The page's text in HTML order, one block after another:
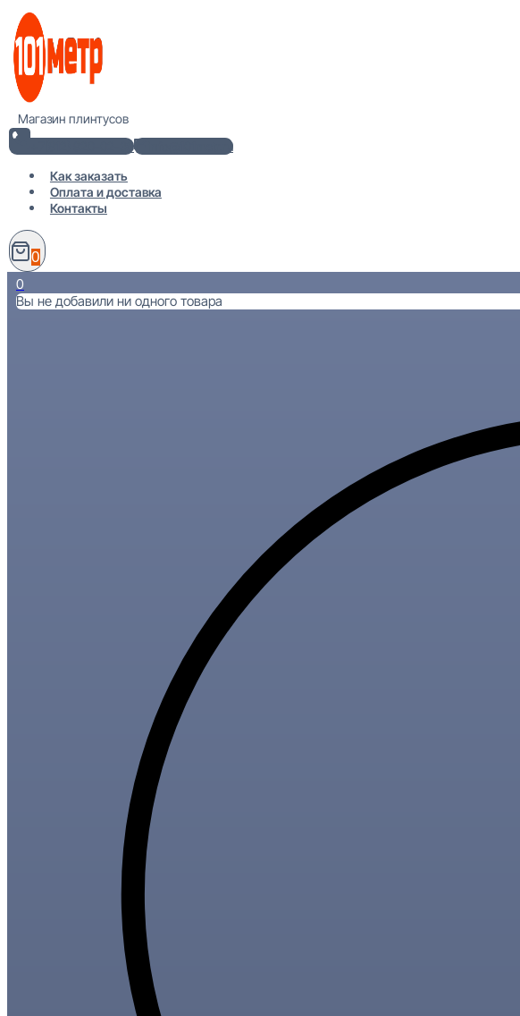
Перейти
содержимому
Магазин плинтусов
+7(812) 920-02-38
info@101metr.ru
Как заказать
Оплата и доставка
Контакты
0
0
Вы не добавили ни одного товара